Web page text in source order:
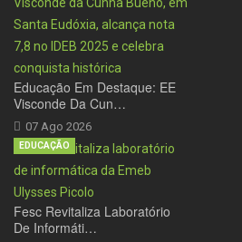
Educação Em Destaque: EE
Visconde Da Cun…
07 Ago 2026
Fesc Revitaliza Laboratório
De Informáti…
EDUCAÇÃO